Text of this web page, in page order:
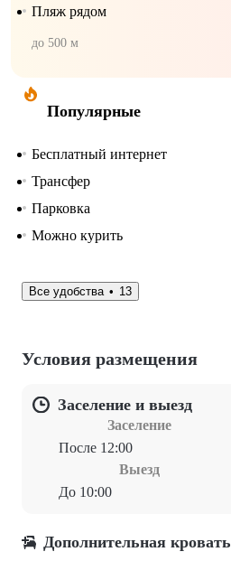
Пляж рядом
до 500 м
Популярные
Бесплатный интернет
Трансфер
Парковка
Можно курить
Все удобства 13
Условия размещения
Заселение и выезд
Заселение
После 12:00
Выезд
До 10:00
Дополнительная кровать